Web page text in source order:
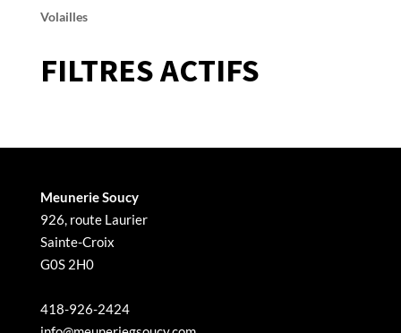
Volailles
FILTRES ACTIFS
Meunerie Soucy
926, route Laurier
Sainte-Croix
G0S 2H0
418-926-2424